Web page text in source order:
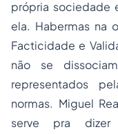
própria sociedade
ela. Habermas na
Facticidade e
não se
representados
normas. Miguel
serve pra